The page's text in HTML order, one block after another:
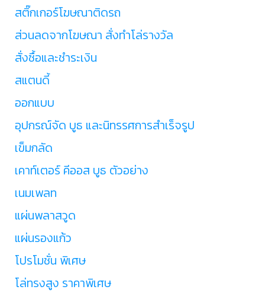
สติ๊กเกอร์โฆษณาติดรถ
ส่วนลดจากโฆษณา สั่งทำโล่รางวัล
สั่งซื้อและชำระเงิน
สแตนดี้
ออกแบบ
อุปกรณ์จัด บูธ และนิทรรศการสำเร็จรูป
เข็มกลัด
เคาท์เตอร์ คีออส บูธ ตัวอย่าง
เนมเพลท
แผ่นพลาสวูด
แผ่นรองแก้ว
โปรโมชั่น พิเศษ
โล่ทรงสูง ราคาพิเศษ